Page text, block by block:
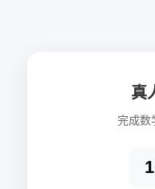
真
完成数